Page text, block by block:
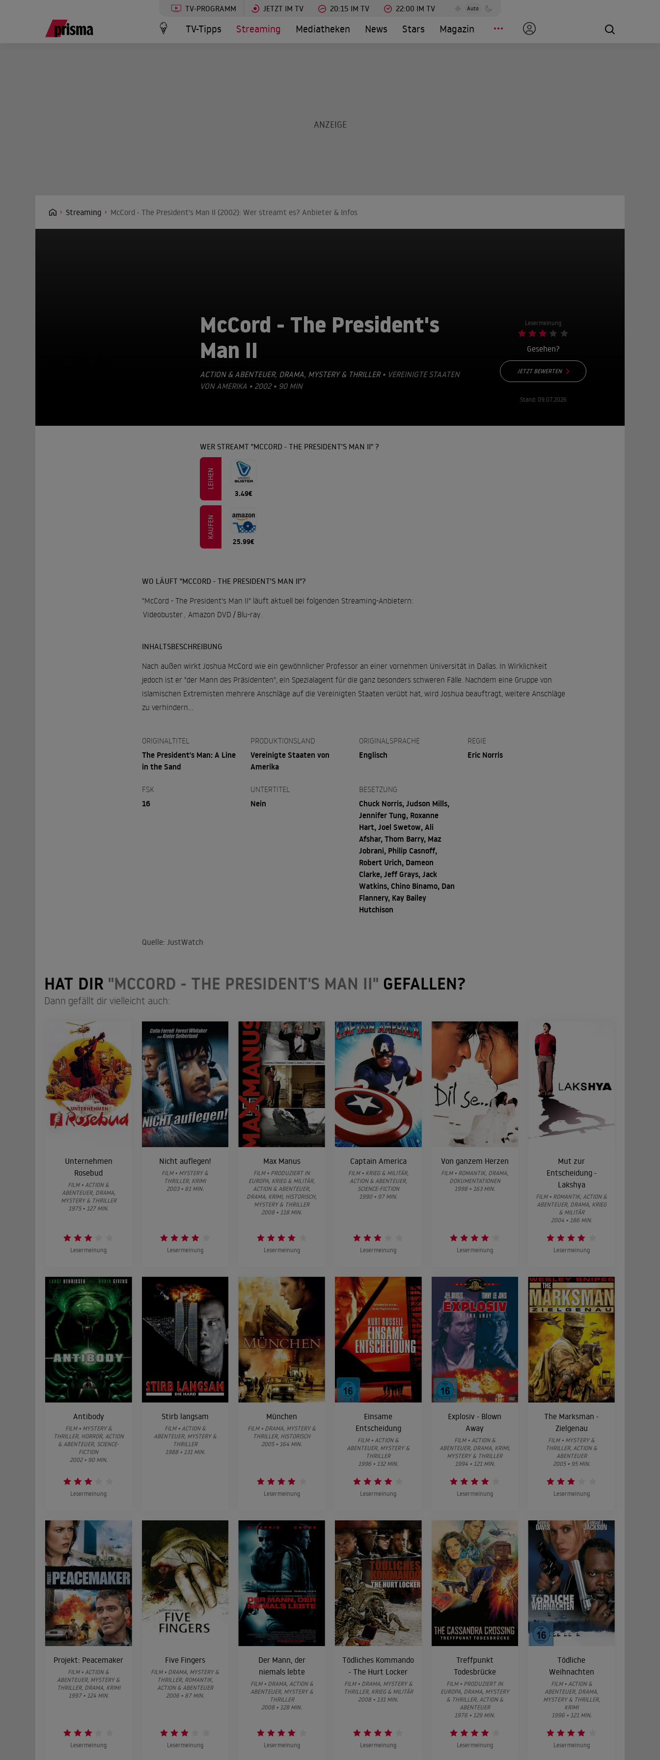
TV-PROGRAMM JETZT IM TV 20:15 IM TV 22:00 IM TV Auto
TV-Tipps Streaming Mediatheken News Stars Magazin
Streaming McCord - The President's Man II (2002): Wer streamt es? Anbieter & Infos
McCord - The President's
Man II
ACTION & ABENTEUER, DRAMA, MYSTERY & THRILLER• VEREINIGTE STAATEN
VON AMERIKA • 2002 • 90 MIN
Lesermeinung
Gesehen?
JETZT BEWERTEN
Stand: 09.07.2026
WER STREAMT "MCCORD - THE PRESIDENT'S MAN II" ?
LEIHEN
3.49€
KAUFEN
25.99€
WO LÄUFT "MCCORD - THE PRESIDENT'S MAN II"?
"McCord - The President's Man II" läuft aktuell bei folgenden Streaming-Anbietern:
Videobuster, Amazon DVD / Blu-ray.
INHALTSBESCHREIBUNG
Nach außen wirkt Joshua McCord wie ein gewöhnlicher Professor an einer vornehmen Universität in Dallas. In Wirklichkeit
jedoch ist er "der Mann des Präsidenten", ein Spezialagent für die ganz besonders schweren Fälle. Nachdem eine Gruppe von
islamischen Extremisten mehrere Anschläge auf die Vereinigten Staaten verübt hat, wird Joshua beauftragt, weitere Anschläge
zu verhindern...
ORIGINALTITEL
The President's Man: A Line
in the Sand
PRODUKTIONSLAND
Vereinigte Staaten von
Amerika
ORIGINALSPRACHE
Englisch
REGIE
Eric Norris
FSK
16
UNTERTITEL
Nein
BESETZUNG
Chuck Norris, Judson Mills,
Jennifer Tung, Roxanne
Hart, Joel Swetow, Ali
Afshar, Thom Barry, Maz
Jobrani, Philip Casnoff,
Robert Urich, Dameon
Clarke, Jeff Grays, Jack
Watkins, Chino Binamo, Dan
Flannery, Kay Bailey
Hutchison
Quelle: JustWatch
HAT DIR "MCCORD - THE PRESIDENT'S MAN II" GEFALLEN?
Dann gefällt dir vielleicht auch:
Unternehmen
Rosebud
FILM • ACTION &
ABENTEUER, DRAMA,
MYSTERY & THRILLER
1975 • 127 MIN.
Lesermeinung
Nicht auflegen!
FILM • MYSTERY &
THRILLER, KRIMI
2003 • 81 MIN.
Lesermeinung
Max Manus
FILM • PRODUZIERT IN
EUROPA, KRIEG & MILITÄR,
ACTION & ABENTEUER,
DRAMA, KRIMI, HISTORISCH,
MYSTERY & THRILLER
2008 • 118 MIN.
Lesermeinung
Captain America
FILM • KRIEG & MILITÄR,
ACTION & ABENTEUER,
SCIENCE-FICTION
1990 • 97 MIN.
Lesermeinung
Von ganzem Herzen
FILM • ROMANTIK, DRAMA,
DOKUMENTATIONEN
1998 • 163 MIN.
Lesermeinung
Mut zur
Entscheidung -
Lakshya
FILM • ROMANTIK, ACTION &
ABENTEUER, DRAMA, KRIEG
& MILITÄR
2004 • 186 MIN.
Lesermeinung
Antibody
FILM • MYSTERY &
THRILLER, HORROR, ACTION
& ABENTEUER, SCIENCE-
FICTION
2002 • 90 MIN.
Lesermeinung
Stirb langsam
FILM • ACTION &
ABENTEUER, MYSTERY &
THRILLER
1988 • 131 MIN.
München
FILM • DRAMA, MYSTERY &
THRILLER, HISTORISCH
2005 • 164 MIN.
Lesermeinung
Einsame
Entscheidung
FILM • ACTION &
ABENTEUER, MYSTERY &
THRILLER
1996 • 132 MIN.
Lesermeinung
Explosiv - Blown
Away
FILM • ACTION &
ABENTEUER, DRAMA, KRIMI,
MYSTERY & THRILLER
1994 • 121 MIN.
Lesermeinung
The Marksman -
Zielgenau
FILM • MYSTERY &
THRILLER, ACTION &
ABENTEUER
2005 • 95 MIN.
Lesermeinung
Projekt: Peacemaker
FILM • ACTION &
ABENTEUER, MYSTERY &
THRILLER, DRAMA, KRIMI
1997 • 124 MIN.
Lesermeinung
Five Fingers
FILM • DRAMA, MYSTERY &
THRILLER, ROMANTIK,
ACTION & ABENTEUER
2006 • 87 MIN.
Lesermeinung
Der Mann, der
niemals lebte
FILM • DRAMA, ACTION &
ABENTEUER, MYSTERY &
THRILLER
2008 • 128 MIN.
Lesermeinung
Tödliches Kommando
- The Hurt Locker
FILM • DRAMA, MYSTERY &
THRILLER, KRIEG & MILITÄR
2008 • 131 MIN.
Lesermeinung
Treffpunkt
Todesbrücke
FILM • PRODUZIERT IN
EUROPA, DRAMA, MYSTERY
& THRILLER, ACTION &
ABENTEUER
1976 • 129 MIN.
Lesermeinung
Tödliche
Weihnachten
FILM • ACTION &
ABENTEUER, DRAMA,
MYSTERY & THRILLER,
KRIMI
1996 • 121 MIN.
Lesermeinung